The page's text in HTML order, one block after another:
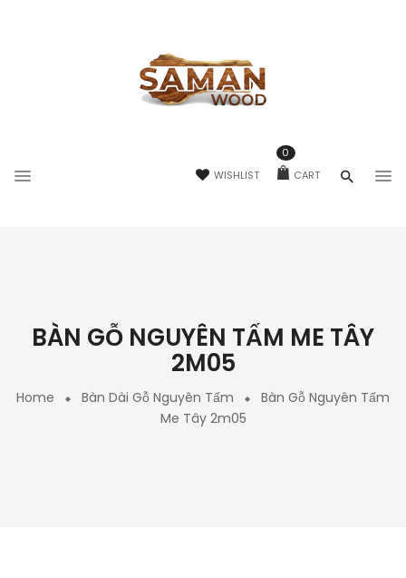
WISHLIST CART
0
BÀN GỖ NGUYÊN TẤM ME TÂY
2M05
Home Bàn Dài Gỗ Nguyên Tấm
Bàn Gỗ Nguyên Tấm
Me Tây 2m05